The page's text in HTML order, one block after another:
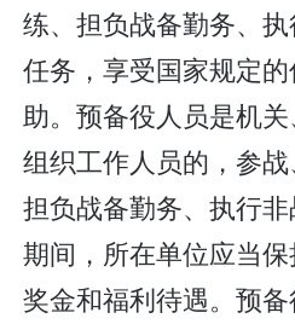
练、担负战备勤务、
任务，享受国家规定
助。预备役人员是机
组织工作人员的，参战
担负战备勤务、执行
期间，所在单位应当保
奖金和福利待遇。预